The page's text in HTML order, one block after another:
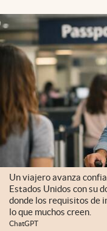
Un viajero avanza
Estados Unidos con su
donde los requisitos de
lo que muchos creen.
ChatGPT